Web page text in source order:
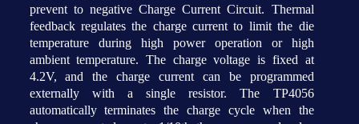
prevent to negative Charge Current Circuit. Thermal
feedback regulates the charge current to limit the die
temperature during high power operation or high
ambient temperature. The charge voltage is fixed at
4.2V, and the charge current can be programmed
externally with a single resistor. The TP4056
automatically terminates the charge cycle when the